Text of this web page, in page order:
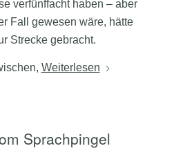
verfünffacht haben – aber
Fall gewesen wäre, hätte
Strecke gebracht.
Weiterlesen
Sprachpingel